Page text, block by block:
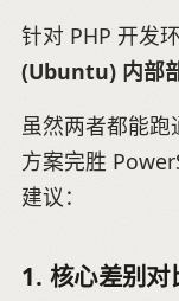
针对 PHP 开发环
(Ubuntu) 内部
虽然两者都能跑
方案完胜
建议：
1. 核心差别对